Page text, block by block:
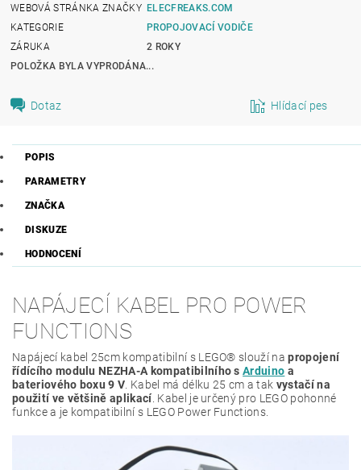
WEBOVÁ STRÁNKA ZNAČKY ELECFREAKS.COM
KATEGORIE
PROPOJOVACÍ VODIČE
ZÁRUKA
2 ROKY
POLOŽKA BYLA VYPRODÁNA...
Dotaz Hlídací pes
POPIS
PARAMETRY
ZNAČKA
DISKUZE
HODNOCENÍ
NAPÁJECÍ KABEL PRO POWER
FUNCTIONS
Napájecí kabel 25cm kompatibilní s LEGO® slouží napropojení
řídícího modulu NEZHA-A kompatibilního sArduino a
bateriového boxu 9 V. Kabel má délku 25 cm a tak vystačí na
použití ve většině aplikací. Kabel je určený pro LEGO pohonné
funkce a je kompatibilní s LEGO Power Functions.